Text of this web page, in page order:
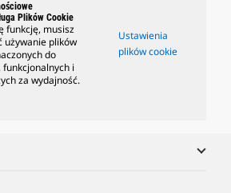
Plików Cookie
funkcję, musisz
używanie plików
do
i
za wydajność.
Ustawienia
plików cookie